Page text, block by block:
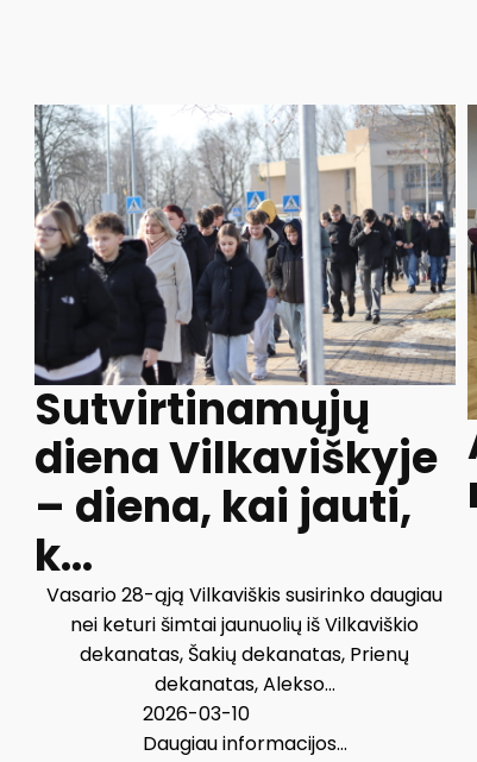
Sutvirtinamųjų
diena Vilkaviškyje
– diena, kai jauti,
k...
Vasario 28-ąją Vilkaviškis susirinko daugiau
nei keturi šimtai jaunuolių iš Vilkaviškio
dekanatas, Šakių dekanatas, Prienų
dekanatas, Alekso...
2026-03-10
Daugiau informacijos...